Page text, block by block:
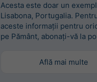
Acesta este doar un
Lisabona, Portugalia.
aceste informații pentru
pe Pământ, abonați-vă la
Află mai multe